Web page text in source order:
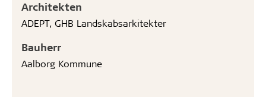
Architekten
ADEPT, GHB Landskabsarkitekter
Bauherr
Aalborg Kommune